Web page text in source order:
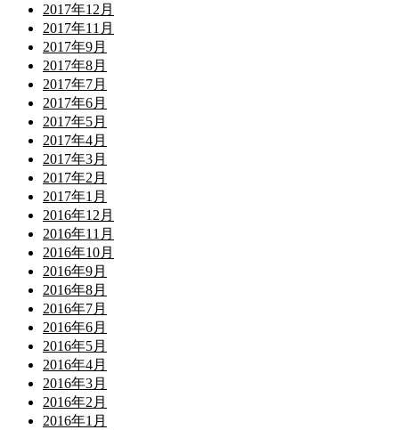
2017年12月
2017年11月
2017年9月
2017年8月
2017年7月
2017年6月
2017年5月
2017年4月
2017年3月
2017年2月
2017年1月
2016年12月
2016年11月
2016年10月
2016年9月
2016年8月
2016年7月
2016年6月
2016年5月
2016年4月
2016年3月
2016年2月
2016年1月